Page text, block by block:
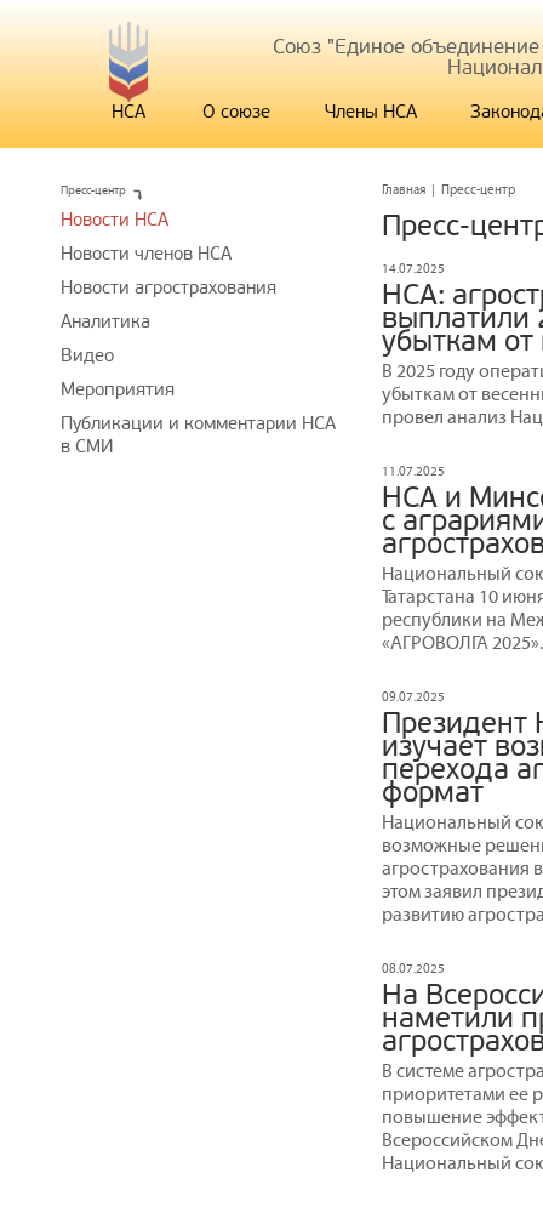
Союз "Единое
НСА О союзе Члены НСА
Главная | Пресс-центр
Пресс-
14.07.2025
НСА:
выплатили
убыткам от
В 2025 году
убыткам от
провел анализ
11.07.2025
НСА и
с
Национальный
Татарстана 10
республики на
«АГРОВОЛГА 2025».
09.07.2025
изучает
перехода
формат
Национальный
возможные
агрострахования
этом заявил
развитию
08.07.2025
На
наметили
В системе
приоритетами ее
повышение
Всероссийском
Национальный
Пресс-центр
Новости НСА
Новости членов НСА
Новости агрострахования
Аналитика
Видео
Мероприятия
Публикации и комментарии НСА
в СМИ